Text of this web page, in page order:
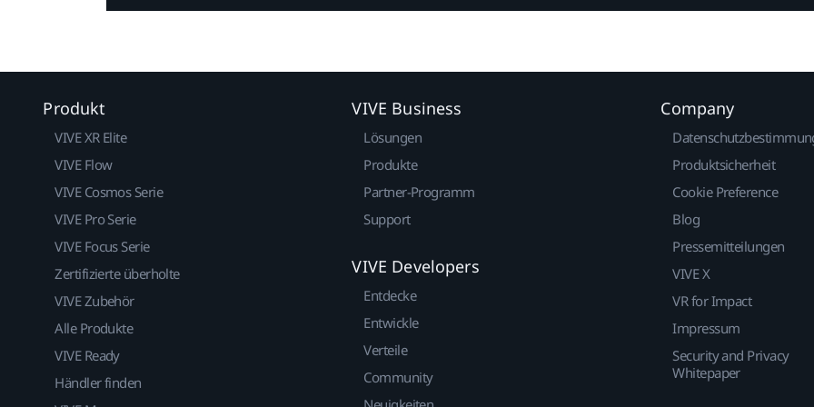
Produkt
VIVE XR Elite
VIVE Flow
VIVE Cosmos Serie
VIVE Pro Serie
VIVE Focus Serie
Zertifizierte überholte
VIVE Zubehör
Alle Produkte
VIVE Ready
Händler finden
VIVE Business
Lösungen
Produkte
Partner-Programm
Support
VIVE Developers
Entdecke
Entwickle
Verteile
Community
Company
Produktsicherheit
Cookie Preference
Blog
Pressemitteilungen
VIVE X
VR for Impact
Impressum
Security and Privacy
Whitepaper